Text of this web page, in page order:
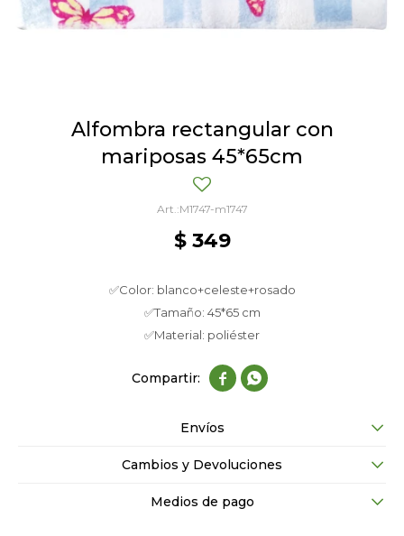
Alfombra rectangular con
mariposas 45*65cm
M1747-m1747
$ 349
✅Color: blanco+celeste+rosado
✅Tamaño: 45*65 cm
✅Material: poliéster
 
Envíos
Cambios y Devoluciones
Medios de pago